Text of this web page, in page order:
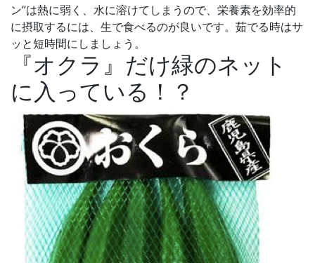
ン”は熱に弱く、水に溶けてしまうので、栄養素を効率的
に摂取するには、生で食べるのが良いです。茹でる時はサ
ッと短時間にしましょう。
『オクラ』だけ緑のネット
に入っている！？